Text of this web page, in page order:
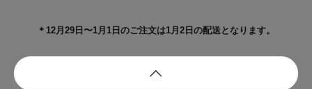
＊12月29日〜1月1日のご注文は1月2日の配送となります。